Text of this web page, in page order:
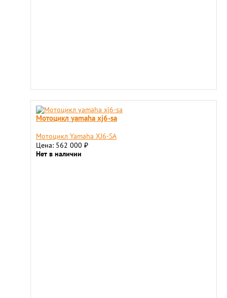
Мотоцикл yamaha xj6-sa
Мотоцикл Yamaha XJ6-SA
Цена: 562 000 ₽
Нет в наличии